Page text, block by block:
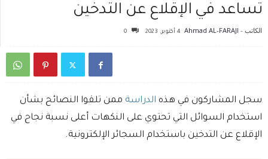
تساعد في الإقلاع عن التدخين
الكاتب - Ahmad AL-FARAJI 4 أكتوبر، 2023 0
سجل المشاركون في هذه الدراسة ممن تلقوا النصائح بشأن
استخدام السوائل التي تحتوي على النكهات أعلى نسبة نجاح في
الإقلاع عن التدخين باستخدام السجائر الإلكترونية.